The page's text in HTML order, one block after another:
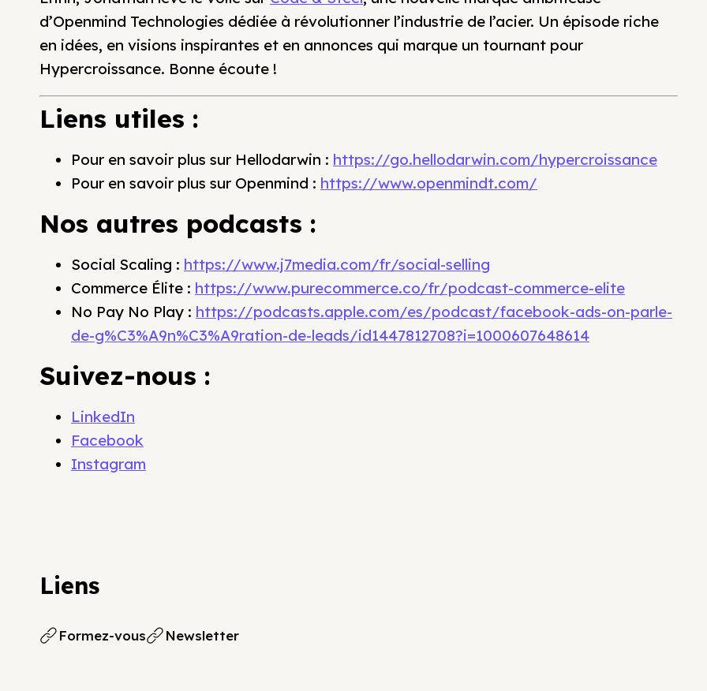
d’Openmind Technologies dédiée à révolutionner l’industrie de l’acier. Un épisode riche
en idées, en visions inspirantes et en annonces qui marque un tournant pour
Hypercroissance. Bonne écoute !
Liens utiles :
Pour en savoir plus sur Hellodarwin : https://go.hellodarwin.com/hypercroissance
Pour en savoir plus sur Openmind : https://www.openmindt.com/
Nos autres podcasts :
Social Scaling : https://www.j7media.com/fr/social-selling
Commerce Élite : https://www.purecommerce.co/fr/podcast-commerce-elite
No Pay No Play : https://podcasts.apple.com/es/podcast/facebook-ads-on-parle-
de-g%C3%A9n%C3%A9ration-de-leads/id1447812708?i=1000607648614
Suivez-nous :
LinkedIn
Facebook
Instagram
Liens
Formez-vous Newsletter